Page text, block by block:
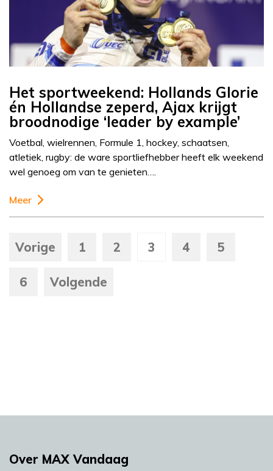
Het sportweekend: Hollands Glorie
én Hollandse zeperd, Ajax krijgt
broodnodige ‘leader by example’
Voetbal, wielrennen, Formule 1, hockey, schaatsen,
atletiek, rugby: de ware sportliefhebber heeft elk weekend
wel genoeg om van te genieten….
Meer
Vorige 1 2 3 4 5
6 Volgende
Over MAX Vandaag